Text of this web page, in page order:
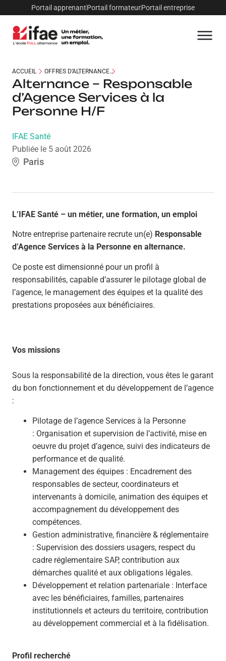
Portail apprenantPortail formateurPortail entreprise
ACCUEIL
OFFRES D’ALTERNANCE
ALTERNANCE – RESPONSABLE D’AGENCE SERVICES À LA PERSONNE
H/F
Alternance – Responsable
d’Agence Services à la
Personne H/F
IFAE Santé
Publiée le 5 août 2026
Paris
L’IFAE Santé – un métier, une formation, un emploi
Notre entreprise partenaire recrute un(e) Responsable
d’Agence Services à la Personne en alternance.
Ce poste est dimensionné pour un profil à
responsabilités, capable d’assurer le pilotage global de
l’agence, le management des équipes et la qualité des
prestations proposées aux bénéficiaires.
Vos missions
Sous la responsabilité de la direction, vous êtes le garant
du bon fonctionnement et du développement de l’agence
:
Pilotage de l’agence Services à la Personne
: Organisation et supervision de l’activité, mise en
oeuvre du projet d’agence, suivi des indicateurs de
performance et de qualité.
Management des équipes : Encadrement des
responsables de secteur, coordinateurs et
intervenants à domicile, animation des équipes et
accompagnement du développement des
compétences.
Gestion administrative, financière & réglementaire
: Supervision des dossiers usagers, respect du
cadre réglementaire SAP, contribution aux
démarches qualité et aux obligations légales.
Développement et relation partenariale : Interface
avec les bénéficiaires, familles, partenaires
institutionnels et acteurs du territoire, contribution
au développement commercial et à la fidélisation.
Profil recherché